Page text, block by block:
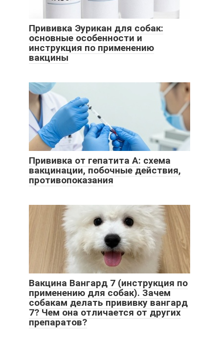
Прививка Эурикан для собак:
основные особенности и
инструкция по применению
вакцины
Прививка от гепатита A: схема
вакцинации, побочные действия,
противопоказания
Вакцина Вангард 7 (инструкция по
применению для собак). Зачем
собакам делать прививку вангард
7? Чем она отличается от других
препаратов?